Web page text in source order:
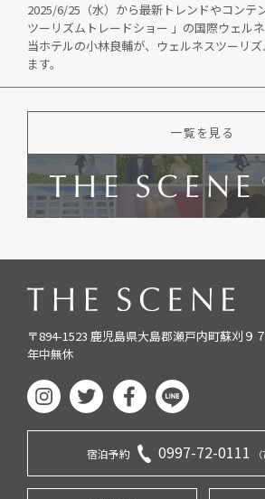
2025/6/25（水）から最新トレンドやコンテ
ツーリズムトレードショー 」の国際ウェル
当ホテルの小林良輔が、ウェルネスツーリ
ます。
一覧を見る
〒894-1523 鹿児島県大島郡瀬戸内町蘇刈９
年中無休
宿泊予約 0997-72-0111